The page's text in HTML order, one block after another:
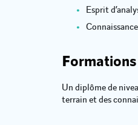
Esprit
Un diplôme de
terrain et des